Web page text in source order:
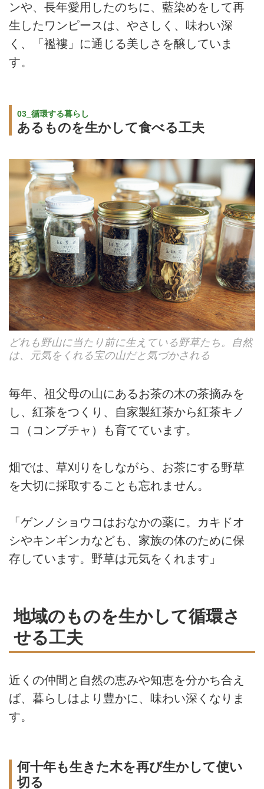
ンや、長年愛用したのちに、藍染めをして再
生したワンピースは、やさしく、味わい深
く、「襤褸」に通じる美しさを醸していま
す。
03_循環する暮らし
あるものを生かして食べる工夫
どれも野山に当たり前に生えている野草たち。自然
は、元気をくれる宝の山だと気づかされる
毎年、祖父母の山にあるお茶の木の茶摘みを
し、紅茶をつくり、自家製紅茶から紅茶キノ
コ（コンブチャ）も育てています。
畑では、草刈りをしながら、お茶にする野草
を大切に採取することも忘れません。
「ゲンノショウコはおなかの薬に。カキドオ
シやキンギンカなども、家族の体のために保
存しています。野草は元気をくれます」
地域のものを生かして循環さ
せる工夫
近くの仲間と自然の恵みや知恵を分かち合え
ば、暮らしはより豊かに、味わい深くなりま
す。
何十年も生きた木を再び生かして使い
切る